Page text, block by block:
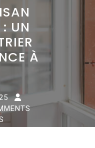
: UN
À